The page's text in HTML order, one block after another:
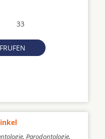
33
Parodontologie,